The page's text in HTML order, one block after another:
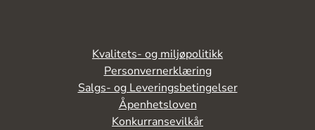
Kvalitets- og miljøpolitikk
Personvernerklæring
Salgs- og Leveringsbetingelser
Åpenhetsloven
Konkurransevilkår